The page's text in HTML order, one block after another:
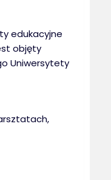
edukacyjne
objęty
Uniwersytety